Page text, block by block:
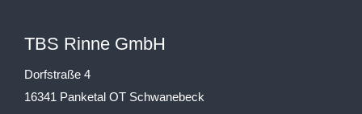
TBS Rinne GmbH
Dorfstraße 4
16341 Panketal OT Schwanebeck